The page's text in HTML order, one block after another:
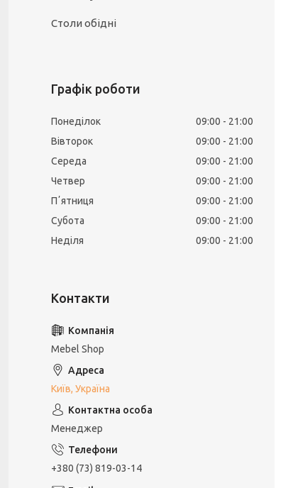
Столи обідні
Графік роботи
Понеділок 09:00
21:00
Вівторок
09:00
21:00
Середа
09:00
21:00
Четвер
09:00
21:00
Пʼятниця
09:00
21:00
Субота
09:00
21:00
Неділя
09:00 21:00
Mebel Shop
Київ, Україна
Менеджер
+380 (73) 819-03-14